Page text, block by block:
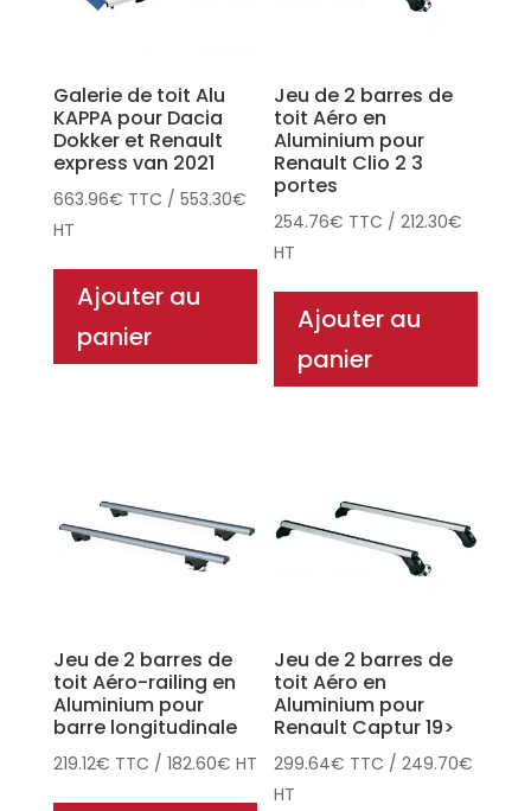
Galerie de toit Alu
KAPPA pour Dacia
Dokker et Renault
express van 2021
663.96€ TTC / 553.30€
HT
Ajouter au
panier
Jeu de 2 barres de
toit Aéro en
Aluminium pour
Renault Clio 2 3
portes
254.76€ TTC /212.30€
HT
Ajouter au
panier
Jeu de 2 barres de
toit Aéro-railing en
Aluminium pour
barre longitudinale
219.12€ TTC / 182.60€ HT
Jeu de 2 barres de
toit Aéro en
Aluminium pour
Renault Captur 19>
299.64€ TTC /249.70€
HT